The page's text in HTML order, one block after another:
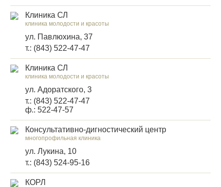
Клиника СЛ
клиника молодости и красоты
ул. Павлюхина, 37
т.: (843) 522-47-47
Клиника СЛ
клиника молодости и красоты
ул. Адоратского, 3
т.: (843) 522-47-47
ф.: 522-47-57
Консультативно-дигностический центр
многопрофильная клиника
ул. Лукина, 10
т.: (843) 524-95-16
КОРЛ